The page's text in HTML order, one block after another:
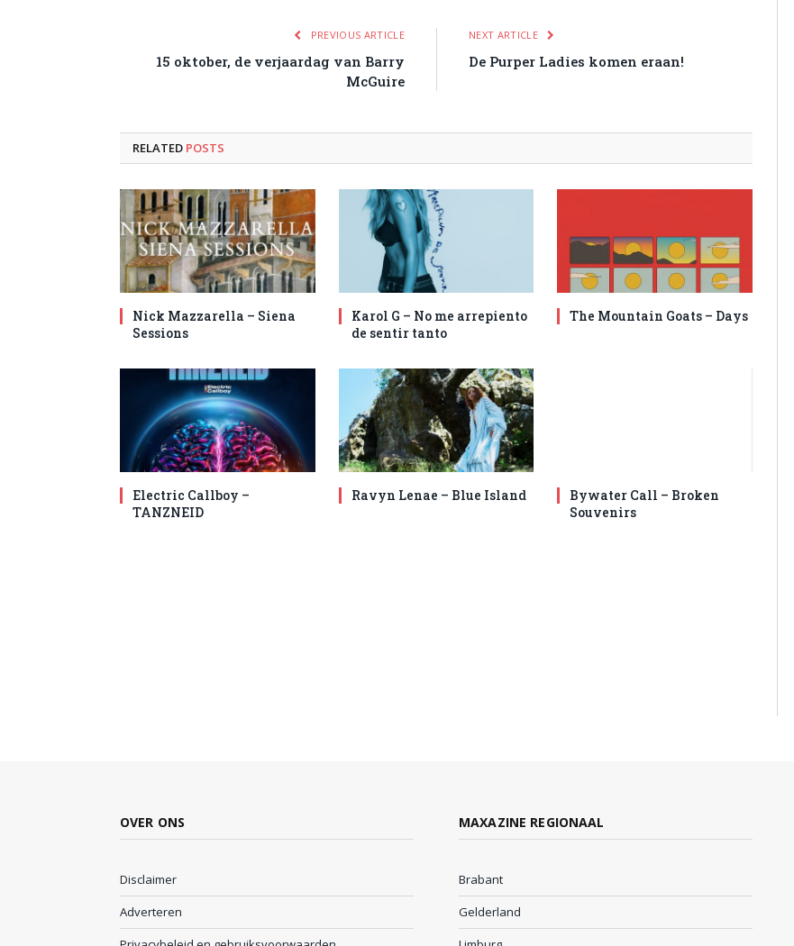
PREVIOUS ARTICLE
15 oktober, de verjaardag van Barry
McGuire
NEXT ARTICLE
De Purper Ladies komen eraan!
RELATED POSTS
Nick Mazzarella – Siena
Sessions
Karol G – No me arrepiento
de sentir tanto
The Mountain Goats – Days
Electric Callboy –
TANZNEID
Ravyn Lenae – Blue Island
Bywater Call – Broken
Souvenirs
OVER ONS
Disclaimer
Adverteren
MAXAZINE REGIONAAL
Brabant
Gelderland